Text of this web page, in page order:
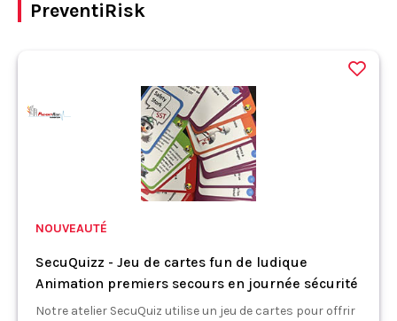
PreventiRisk
NOUVEAUTÉ
SecuQuizz - Jeu de cartes fun de ludique
Animation premiers secours en journée sécurité
Notre atelier SecuQuiz utilise un jeu de cartes pour offrir